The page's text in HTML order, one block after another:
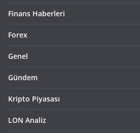
Finans Haberleri
Forex
Genel
Gündem
Kripto Piyasası
LON Analiz